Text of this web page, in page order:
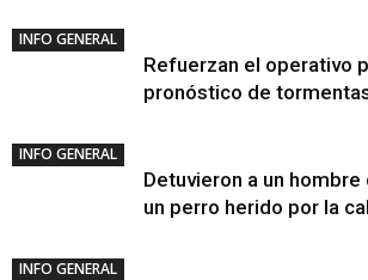
INFO GENERAL
Refuerzan el operativo
pronóstico de
INFO GENERAL
Detuvieron a un
un perro herido por la
INFO GENERAL